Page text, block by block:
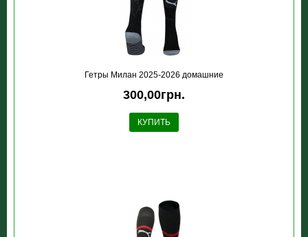
Гетры Милан 2025-2026 домашние
300,00грн.
КУПИТЬ